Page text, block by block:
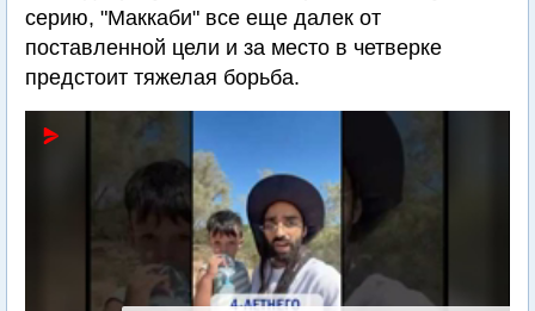
серию, "Маккаби" все еще далек от
поставленной цели и за место в четверке
предстоит тяжелая борьба.